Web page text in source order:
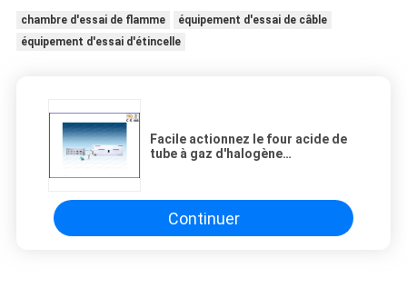
chambre d'essai de flamme
équipement d'essai de câble
équipement d'essai d'étincelle
Facile actionnez le four acide de
tube à gaz d'halogène
Continuer